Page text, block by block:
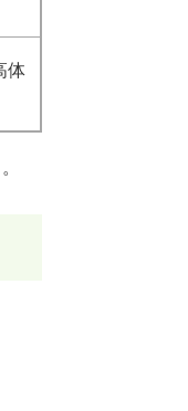
体